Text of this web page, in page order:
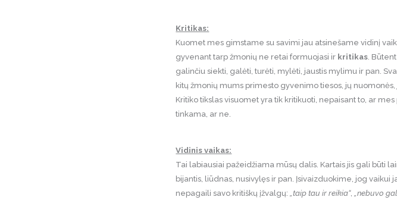
Kritikas:
Kuomet mes gimstame su savimi jau atsinešame vidinį
gyvenant tarp žmonių ne retai formuojasi ir kritikas .
galinčiu siekti, galėti, turėti, mylėti, jaustis mylimu ir pan.
kitų žmonių mums primesto gyvenimo tiesos, jų
Kritiko tikslas visuomet yra tik kritikuoti, nepaisant to, ar
tinkama, ar ne.
Vidinis vaikas:
Tai labiausiai pažeidžiama mūsų dalis. Kartais jis gali būti
bijantis, liūdnas, nusivylęs ir pan. Įsivaizduokime, jog vaikui
nepagaili savo kritiškų įžvalgų: „taip tau ir reikia“, „nebuvo